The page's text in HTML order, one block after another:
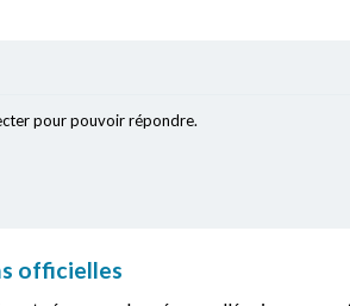
pour pouvoir répondre.
officielles